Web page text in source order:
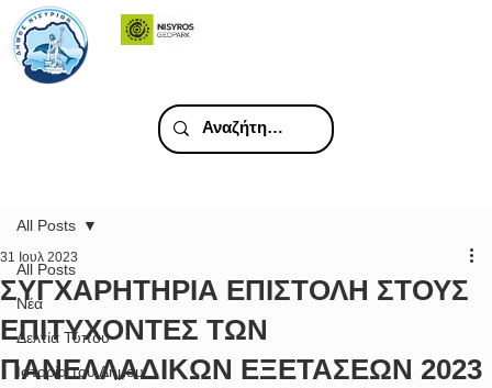
All Posts
Νέα
Δελτία Τύπου
Ιστορία του Δήμου
All Posts
ΣΥΓΧΑΡΗΤΗΡΙΑ ΕΠΙΣΤΟΛΗ ΣΤΟΥΣ
ΕΠΙΤΥΧΟΝΤΕΣ ΤΩΝ
ΠΑΝΕΛΛΑΔΙΚΩΝ ΕΞΕΤΑΣΕΩΝ 2023
31 Ιουλ 2023